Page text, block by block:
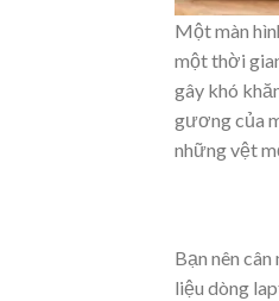
Một màn
một thời
gây khó
gương của
những vệt
Bạn nên
liệu dòng